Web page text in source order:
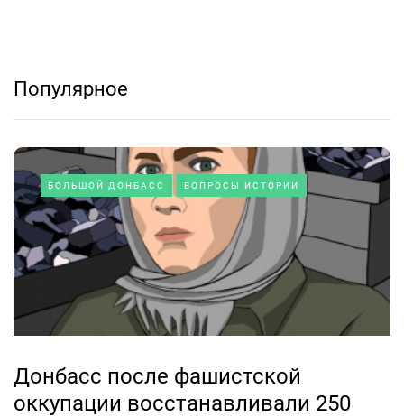
Популярное
БОЛЬШОЙ ДОНБАСС ВОПРОСЫ ИСТОРИИ
Донбасс после фашистской
оккупации восстанавливали 250